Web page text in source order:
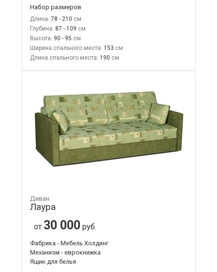
Набор размеров
Длина: 78 - 210
Глубина: 87 - 109
Высота: 90 - 95
Ширина спального места: 153
Длина спального места: 190
Диван
Лаура
от 30 000 руб.
Фабрика - Мебель Холдинг
Механизм - еврокнижка
Ящик для белья